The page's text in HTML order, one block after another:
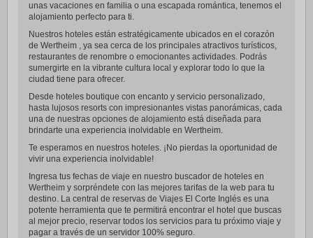
unas vacaciones en familia o una escapada romántica, tenemos el
alojamiento perfecto para ti.
Nuestros hoteles están estratégicamente ubicados en el corazón
de Wertheim , ya sea cerca de los principales atractivos turísticos,
restaurantes de renombre o emocionantes actividades. Podrás
sumergirte en la vibrante cultura local y explorar todo lo que la
ciudad tiene para ofrecer.
Desde hoteles boutique con encanto y servicio personalizado,
hasta lujosos resorts con impresionantes vistas panorámicas, cada
una de nuestras opciones de alojamiento está diseñada para
brindarte una experiencia inolvidable en Wertheim.
Te esperamos en nuestros hoteles. ¡No pierdas la oportunidad de
vivir una experiencia inolvidable!
Ingresa tus fechas de viaje en nuestro buscador de hoteles en
Wertheim y sorpréndete con las mejores tarifas de la web para tu
destino. La central de reservas de Viajes El Corte Inglés es una
potente herramienta que te permitirá encontrar el hotel que buscas
al mejor precio, reservar todos los servicios para tu próximo viaje y
pagar a través de un servidor 100% seguro.